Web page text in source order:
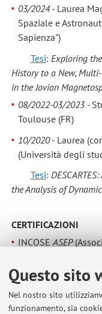
Questo sito
Nel nostro sito
funzionamento, sia
03/2024- Laurea
Spaziale e
Sapienza")
Tesi: Exploring
History to a New,
in the Jovian
08/2022-03/2023 -
Toulouse (FR)
10/2020- Laurea
(Università degli
Tesi:
the Analysis of
CERTIFICAZIONI
INCOSEASEP